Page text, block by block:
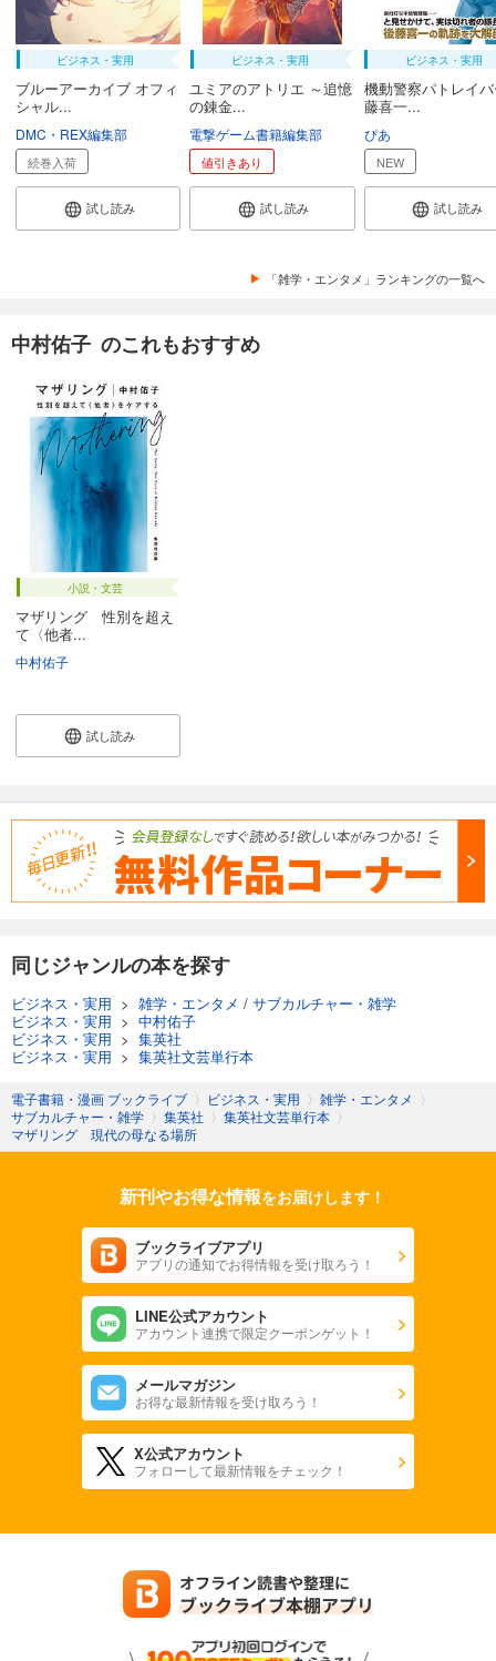
ビジネス・実用
ブルーアーカイブ オフィ
シャル...
DMC・REX編集部
続巻入荷
試し読み
ビジネス・実用
ユミアのアトリエ ～追憶
の錬金...
電撃ゲーム書籍編集部
値引きあり
試し読み
ビジネス・実用
機動警察パトレイ
藤喜一...
ぴあ
NEW
試し読み
「雑学・エンタメ」ランキングの一覧へ
中村佑子 のこれもおすすめ
小説・文芸
マザリング 性別を超え
て〈他者...
中村佑子
試し読み
同じジャンルの本を探す
ビジネス・実用 > 雑学・エンタメ / サブカルチャー・雑学
ビジネス・実用 > 中村佑子
ビジネス・実用 > 集英社
ビジネス・実用 > 集英社文芸単行本
電子書籍・漫画 ブックライブ 〉 ビジネス・実用 〉 雑学・エンタメ 〉
サブカルチャー・雑学 〉 集英社 〉 集英社文芸単行本 〉
マザリング 現代の母なる場所
新刊やお得な情報をお届けします！
ブックライブアプリ
アプリの通知でお得情報を受け取ろう！
LINE公式アカウント
アカウント連携で限定クーポンゲット！
メールマガジン
お得な最新情報を受け取ろう！
X公式アカウント
フォローして最新情報をチェック！